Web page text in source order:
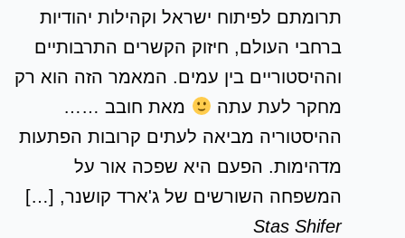
תרומתם לפיתוח ישראל וקהילות יהודיות
ברחבי העולם, חיזוק הקשרים התרבותיים
וההיסטוריים בין עמים. המאמר הזה הוא רק
מחקר לעת עתה
מאת חובב ……
ההיסטוריה מביאה לעתים קרובות הפתעות
מדהימות. הפעם היא שפכה אור על
המשפחה השורשים של ג'ארד קושנר, […]
Stas Shifer